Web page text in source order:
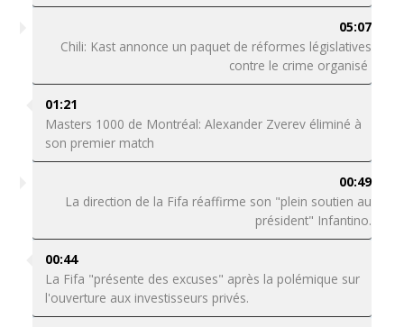
05:07
Chili: Kast annonce un paquet de réformes législatives
contre le crime organisé
01:21
Masters 1000 de Montréal: Alexander Zverev éliminé à
son premier match
00:49
La direction de la Fifa réaffirme son "plein soutien au
président" Infantino.
00:44
La Fifa "présente des excuses" après la polémique sur
l'ouverture aux investisseurs privés.